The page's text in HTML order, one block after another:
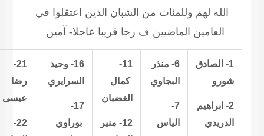
الله لهم وللمئات من الشبان الذين اعتقلوا في
العامين الماضيين ف رجا قريبا عاجلا- آمين
21-
رضا
عيسى
22-
16- وحيد
السرايري
بوراوي
كمال
الغضبان
12- منير
منذر
البجاوي
الياس
الصادق
شورو
2- ابراهيم
الدريدي